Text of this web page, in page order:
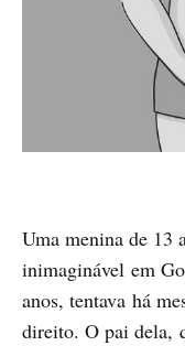
Uma menina de 13
inimaginável em
anos, tentava há
direito. O pai dela,